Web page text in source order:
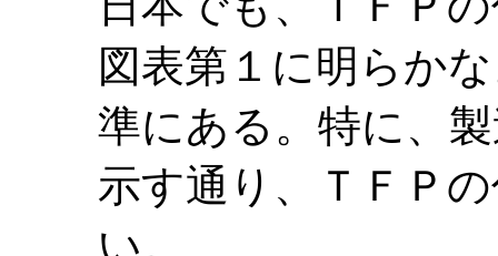
図表第１に明らか
準にある。特に、
示す通り、ＴＦＰ
い。